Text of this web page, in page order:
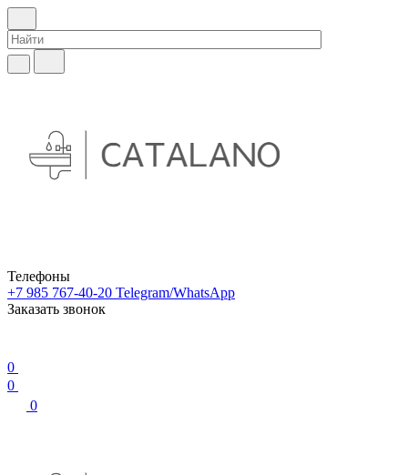
Телефоны
+7 985 767-40-20 Telegram/WhatsApp
Заказать звонок
0
0
0